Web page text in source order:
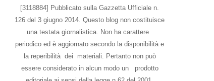
[3118884] Pubblicato sulla Gazzetta Ufficiale n.
126 del 3 giugno 2014. Questo blog non costituisce
una testata giornalistica. Non ha carattere
periodico ed è aggiornato secondo la disponibilità e
la reperibilità dei materiali. Pertanto non può
essere considerato in alcun modo un prodotto